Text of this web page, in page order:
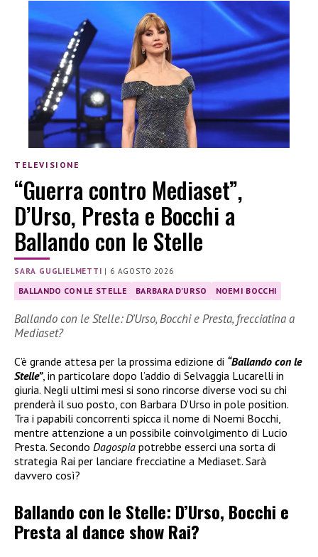
TELEVISIONE
“Guerra contro Mediaset”,
D’Urso, Presta e Bocchi a
Ballando con le Stelle
SARA GUGLIELMETTI | 6 AGOSTO 2026
BALLANDO CON LE STELLE BARBARA D'URSO NOEMI BOCCHI
Ballando con le Stelle: D’Urso, Bocchi e Presta, frecciatina a
Mediaset?
C’è grande attesa per la prossima edizione di “Ballando con le
Stelle”, in particolare dopo l’addio di Selvaggia Lucarelli in
giuria. Negli ultimi mesi si sono rincorse diverse voci su chi
prenderà il suo posto, con Barbara D’Urso in pole position.
Tra i papabili concorrenti spicca il nome di Noemi Bocchi,
mentre attenzione a un possibile coinvolgimento di Lucio
Presta. Secondo Dagospia potrebbe esserci una sorta di
strategia Rai per lanciare frecciatine a Mediaset. Sarà
davvero così?
Ballando con le Stelle: D’Urso, Bocchi e
Presta al dance show Rai?